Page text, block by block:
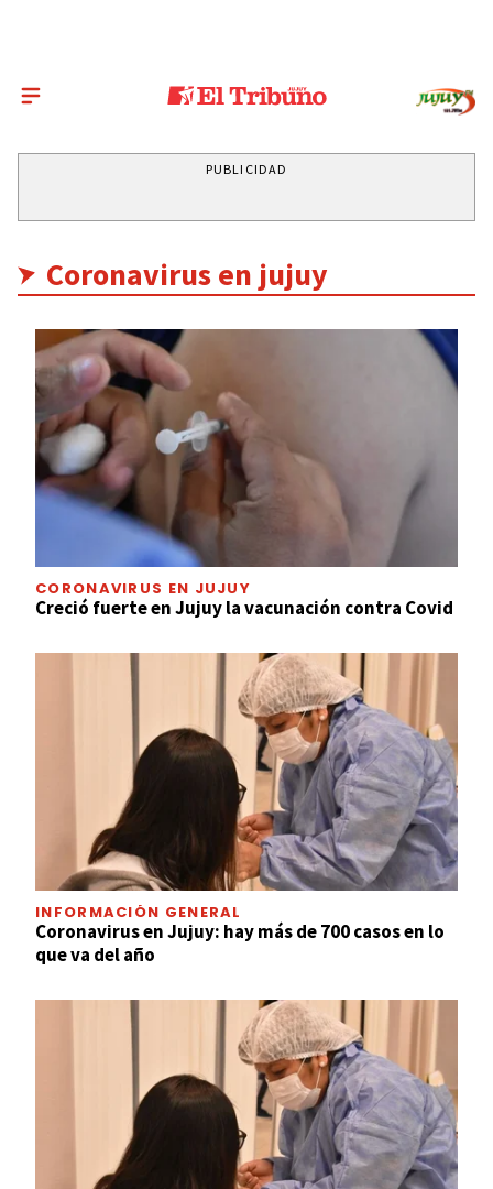
PUBLICIDAD
Coronavirus en jujuy
CORONAVIRUS EN JUJUY
Creció fuerte en Jujuy la vacunación contra Covid
INFORMACIÓN GENERAL
Coronavirus en Jujuy: hay más de 700 casos en lo
que va del año